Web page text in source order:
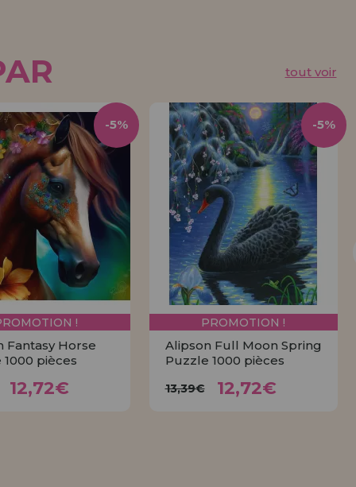
tout voir
!
Fantasy Horse
pièces
12,72€
-5%
PROMOTION !
Alipson Full Moon Spring
Puzzle 1000 pièces
13,39€ 12,72€
-5%